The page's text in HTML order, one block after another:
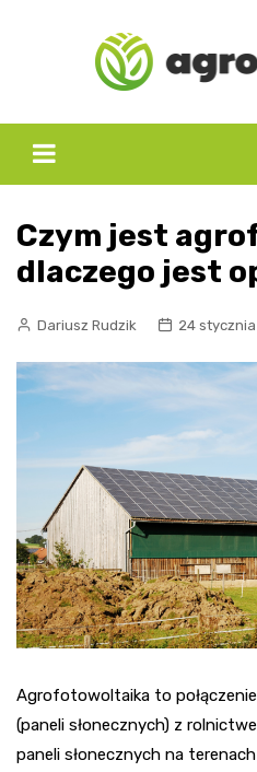
Czym jest
dlaczego jest
Dariusz Rudzik 24
Agrofotowoltaika to
(paneli słonecznych) z
paneli słonecznych na